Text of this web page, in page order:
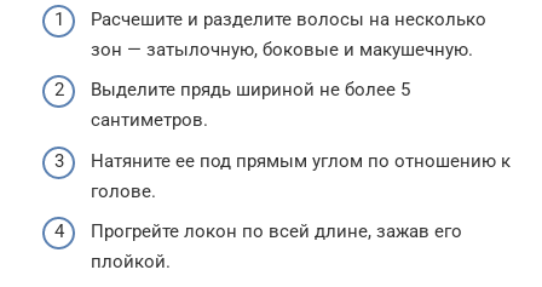
Расчешите и разделите волосы на несколько
зон — затылочную, боковые и макушечную.
Выделите прядь шириной не более 5
сантиметров.
Натяните ее под прямым углом по отношению к
голове.
Прогрейте локон по всей длине, зажав его
плойкой.